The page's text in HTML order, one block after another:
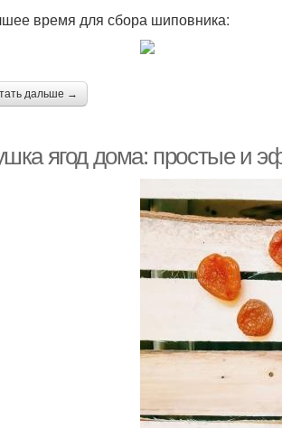
время для сбора шиповника:
дальше →
ягод дома: простые и